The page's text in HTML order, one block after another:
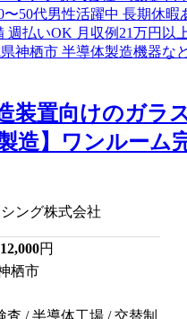
装置向けのガラ
造】ワンルーム
ング株式会社
円
栖市
査 / 半導体工場 / 交替制